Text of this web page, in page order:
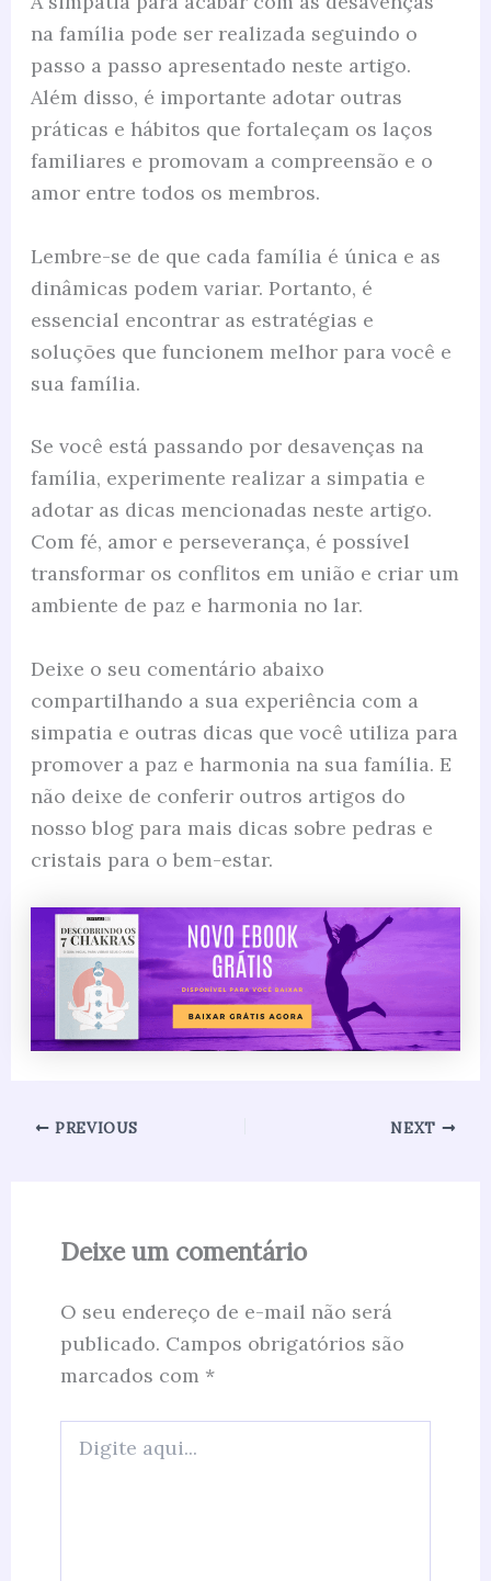
na família pode ser realizada seguindo o
passo a passo apresentado neste artigo.
Além disso, é importante adotar outras
práticas e hábitos que fortaleçam os laços
familiares e promovam a compreensão e o
amor entre todos os membros.
Lembre-se de que cada família é única e as
dinâmicas podem variar. Portanto, é
essencial encontrar as estratégias e
soluções que funcionem melhor para você e
sua família.
Se você está passando por desavenças na
família, experimente realizar a simpatia e
adotar as dicas mencionadas neste artigo.
Com fé, amor e perseverança, é possível
transformar os conflitos em união e criar um
ambiente de paz e harmonia no lar.
Deixe o seu comentário abaixo
compartilhando a sua experiência com a
simpatia e outras dicas que você utiliza para
promover a paz e harmonia na sua família. E
não deixe de conferir outros artigos do
nosso blog para mais dicas sobre pedras e
cristais para o bem-estar.
PREVIOUS NEXT
Deixe um comentário
O seu endereço de e-mail não será
publicado. Campos obrigatórios são
marcados com *
aqui...